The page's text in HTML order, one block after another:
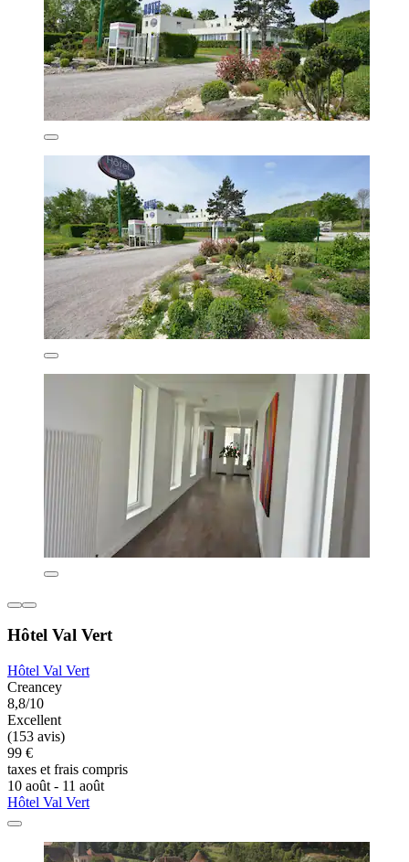
Hôtel Val Vert
Hôtel Val Vert
Creancey
8,8/10
Excellent
(153 avis)
99 €
taxes et frais compris
10 août - 11 août
Hôtel Val Vert